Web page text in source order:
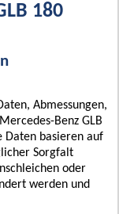
180
Abmessungen,
Benz GLB
Daten basieren auf
Sorgfalt
oder
werden und